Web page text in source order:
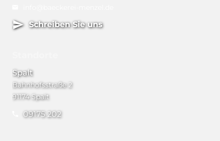
Schreiben Sie uns
Spalt
Bahnhofsstraße 2
91174 Spalt
09175 202